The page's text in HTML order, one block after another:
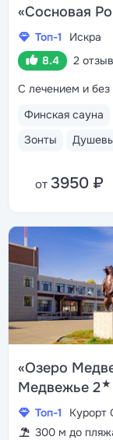
«Сосновая
Топ-1 Искра
8.4
2
Финская сауна
Зонты
С лечением и без
от 3950 ₽
«Озеро
Медвежье 2★
Топ-1
Курорт
300 м до